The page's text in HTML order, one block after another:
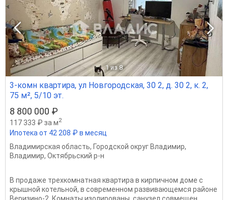
1 из 8
3-комн квартира, ул Новгородская, 30 2, д. 30 2, к. 2,
75 м², 5/10 эт.
8 800 000 ₽
117 333 ₽ за м2
Ипотека от 42 208 ₽ в месяц
Владимирская область, Городской округ Владимир,
Владимир, Октябрьский р-н
В продаже трехкомнатная квартира в кирпичном доме с
крышной котельной, в современном развивающемся районе